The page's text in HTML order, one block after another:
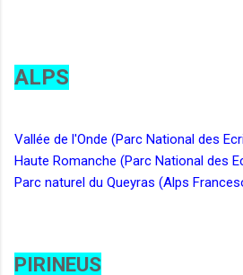
ALPS
Vallée de l'Onde (Parc National des
Haute Romanche (Parc National des
Parc naturel du Queyras (Alps
PIRINEUS